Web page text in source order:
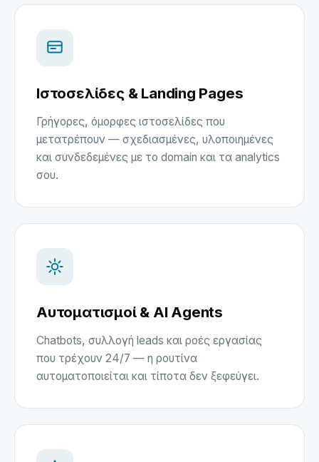
Ιστοσελίδες & Landing Pages
Γρήγορες, όμορφες ιστοσελίδες που
μετατρέπουν — σχεδιασμένες, υλοποιημένες
και συνδεδεμένες με το domain και τα analytics
σου.
Αυτοματισμοί & AI Agents
Chatbots, συλλογή leads και ροές εργασίας
που τρέχουν 24/7 — η ρουτίνα
αυτοματοποιείται και τίποτα δεν ξεφεύγει.